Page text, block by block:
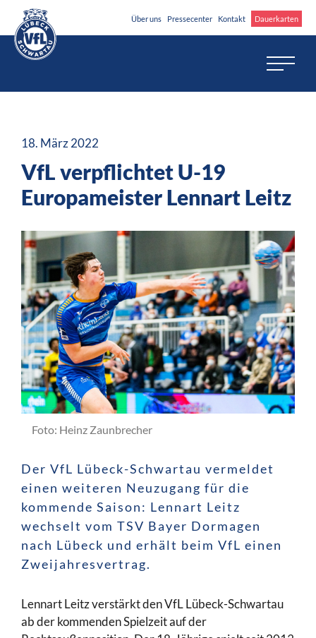
Über uns Pressecenter Kontakt Dauerkarten
18. März 2022
VfL verpflichtet U-19
Europameister Lennart Leitz
Foto: Heinz Zaunbrecher
Der VfL Lübeck-Schwartau vermeldet
einen weiteren Neuzugang für die
kommende Saison: Lennart Leitz
wechselt vom TSV Bayer Dormagen
nach Lübeck und erhält beim VfL einen
Zweijahresvertrag.
Lennart Leitz verstärkt den VfL Lübeck-Schwartau
ab der kommenden Spielzeit auf der